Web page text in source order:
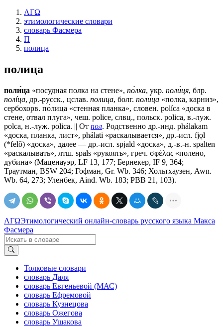
ΛΓΩ
этимологические словари
словарь Фасмера
П
полица
полица
поли́ца «посудная полка на стене», по́лка, укр. поли́ця, блр.
полíца, др.-русск., цслав. полица, болг. поли́ца «полка, карниз»,
сербохорв. по̀лица «стенная планка», словен. роlíса «доска в
стене, отвал плуга», чеш. роliсе, слвц., польск. роliса, в.-луж.
роlса, н.-луж. роliса. || От пол. Родственно др.-инд. phálakam
«доска, планка, лист», phálati «раскалывается», др.-исл. fjǫl
(*felô) «доска», далее — др.-исл. spjald «доска», д.-в.-н. sраltеn
«раскалывать», лтш. sраls «рукоять», греч. σφέλας «полено,
дубина» (Маценауэр, LF 13, 177; Бернекер, IF 9, 364;
Траутман, ВSW 204; Гофман, Gr. Wb. 346; Хольтхаузен, Awn.
Wb. 64, 273; Уленбек, Aind. Wb. 183; РВВ 21, 103).
ΛΓΩЭтимологический онлайн-словарь русского языка Макса
Фасмера
Толковые словари
словарь Даля
словарь Евгеньевой (МАС)
словарь Ефремовой
словарь Кузнецова
словарь Ожегова
словарь Ушакова